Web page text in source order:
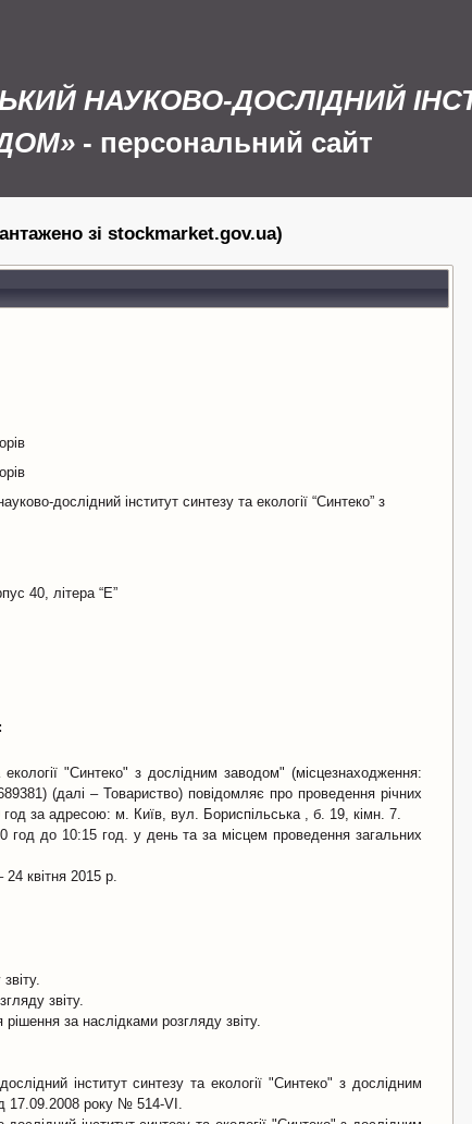
НАУКОВО-ДОСЛІДНИЙ
- персональний сайт
зі stockmarket.gov.ua)
дослідний інститут синтезу та екології “Синтеко” з
40, літера “Е”
екології "Синтеко" з дослідним заводом" (місцезнаходження:
(далі – Товариство) повідомляє про проведення річних
год за адресою: м. Київ, вул. Бориспільська , б. 19, кімн. 7.
год до 10:15 год. у день та за місцем проведення загальних
квітня 2015 р.
звіту.
рішення за наслідками розгляду звіту.
інститут синтезу та екології "Синтеко" з дослідним
17.09.2008 року № 514-VI.